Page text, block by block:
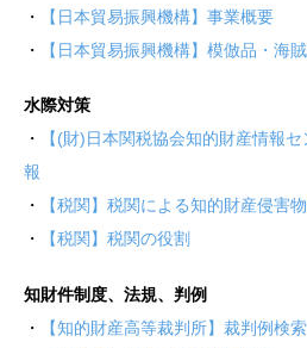
・
【日本貿易振興機構】事業概要
・
【日本貿易振興機構】模倣品・海
水際対策
・
【(財)日本関税協会知的財産情報
報
・
【税関】税関による知的財産侵害
・
【税関】税関の役割
知財件制度、法規、判例
・
【知的財産高等裁判所】裁判例検索